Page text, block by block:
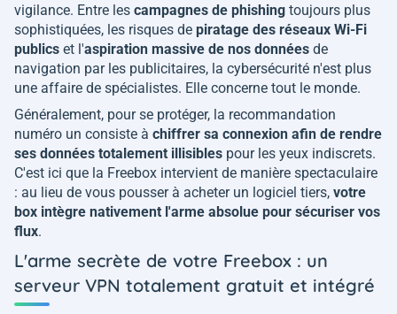
vigilance. Entre les campagnes de phishing toujours plus
sophistiquées, les risques de piratage des réseaux Wi-Fi
publics et l'aspiration massive de nos données de
navigation par les publicitaires, la cybersécurité n'est plus
une affaire de spécialistes. Elle concerne tout le monde.
Généralement, pour se protéger, la recommandation
numéro un consiste à chiffrer sa connexion afin de rendre
ses données totalement illisibles pour les yeux indiscrets.
C'est ici que la Freebox intervient de manière spectaculaire
: au lieu de vous pousser à acheter un logiciel tiers, votre
box intègre nativement l'arme absolue pour sécuriser vos
flux.
L'arme secrète de votre Freebox : un
serveur VPN totalement gratuit et intégré